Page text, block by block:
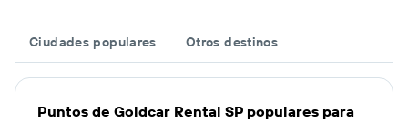
Ciudades populares Otros destinos
Puntos de Goldcar Rental SP populares para